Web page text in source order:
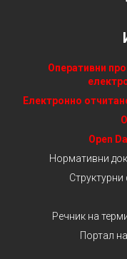
Оперативни
Електронно
Open
Нормативни
Речник на
Портал